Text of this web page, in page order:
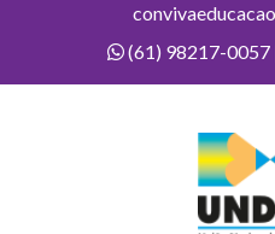
(61) 98217-0057